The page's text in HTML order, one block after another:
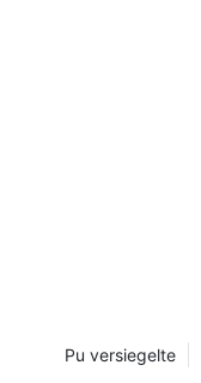
Pu versiegelte